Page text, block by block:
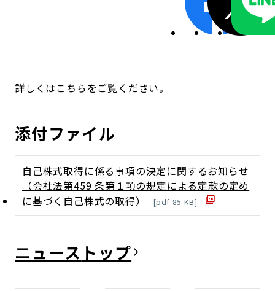
詳しくはこちらをご覧ください。
添付ファイル
自己株式取得に係る事項の決定に関するお知らせ
（会社法第459 条第１項の規定による定款の定め
に基づく自己株式の取得）
[pdf 85 KB]
ニュース